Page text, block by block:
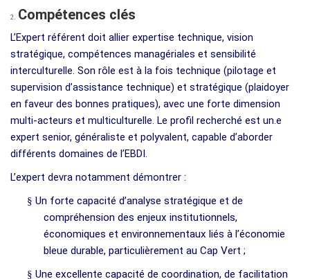
2. Compétences clés
L’Expert référent doit allier expertise technique, vision
stratégique, compétences managériales et sensibilité
interculturelle. Son rôle est à la fois technique (pilotage et
supervision d’assistance technique) et stratégique (plaidoyer
en faveur des bonnes pratiques), avec une forte dimension
multi-acteurs et multiculturelle. Le profil recherché est un.e
expert senior, généraliste et polyvalent, capable d’aborder
différents domaines de l’EBDI.
L’expert devra notamment démontrer :
§ Un forte capacité d’analyse stratégique et de
compréhension des enjeux institutionnels,
économiques et environnementaux liés à l’économie
bleue durable, particulièrement au Cap Vert ;
§ Une excellente capacité de coordination, de facilitation